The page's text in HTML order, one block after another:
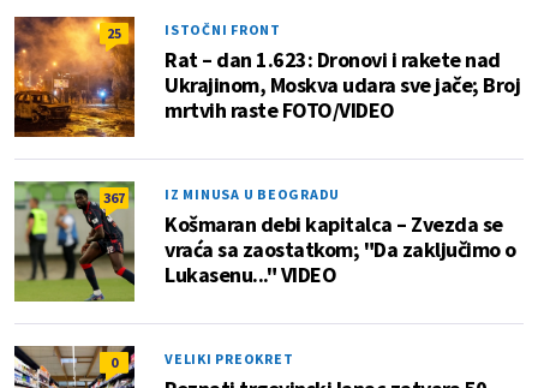
25 ISTOČNI FRONT
Rat – dan 1.623: Dronovi i rakete nad
Ukrajinom, Moskva udara sve jače; Broj
mrtvih raste FOTO/VIDEO
367 IZ MINUSA U BEOGRADU
Košmaran debi kapitalca – Zvezda se
vraća sa zaostatkom; "Da zaključimo o
Lukasenu..." VIDEO
0 VELIKI PREOKRET